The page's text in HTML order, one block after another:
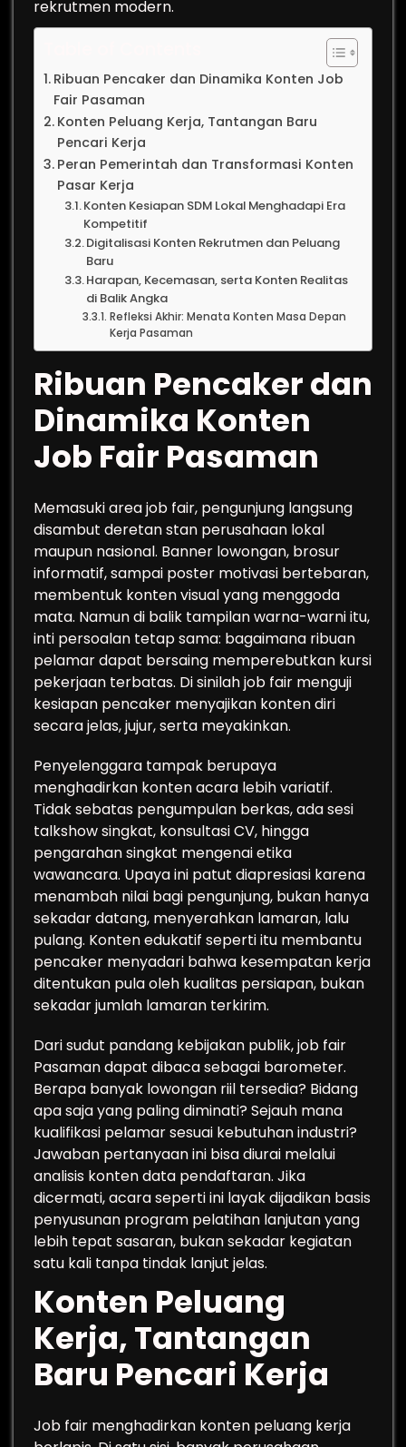
rekrutmen modern.
Ribuan Pencaker dan Dinamika Konten Job
Fair Pasaman
Konten Peluang Kerja, Tantangan Baru
Pencari Kerja
Peran Pemerintah dan Transformasi Konten
Pasar Kerja
Konten Kesiapan SDM Lokal Menghadapi Era
Kompetitif
Digitalisasi Konten Rekrutmen dan Peluang
Baru
Harapan, Kecemasan, serta Konten Realitas
di Balik Angka
Refleksi Akhir: Menata Konten Masa Depan
Kerja Pasaman
Ribuan Pencaker dan
Dinamika Konten
Job Fair Pasaman
Memasuki area job fair, pengunjung langsung
disambut deretan stan perusahaan lokal
maupun nasional. Banner lowongan, brosur
informatif, sampai poster motivasi bertebaran,
membentuk konten visual yang menggoda
mata. Namun di balik tampilan warna-warni itu,
inti persoalan tetap sama: bagaimana ribuan
pelamar dapat bersaing memperebutkan kursi
pekerjaan terbatas. Di sinilah job fair menguji
kesiapan pencaker menyajikan konten diri
secara jelas, jujur, serta meyakinkan.
Penyelenggara tampak berupaya
menghadirkan konten acara lebih variatif.
Tidak sebatas pengumpulan berkas, ada sesi
talkshow singkat, konsultasi CV, hingga
pengarahan singkat mengenai etika
wawancara. Upaya ini patut diapresiasi karena
menambah nilai bagi pengunjung, bukan hanya
sekadar datang, menyerahkan lamaran, lalu
pulang. Konten edukatif seperti itu membantu
pencaker menyadari bahwa kesempatan kerja
ditentukan pula oleh kualitas persiapan, bukan
sekadar jumlah lamaran terkirim.
Dari sudut pandang kebijakan publik, job fair
Pasaman dapat dibaca sebagai barometer.
Berapa banyak lowongan riil tersedia? Bidang
apa saja yang paling diminati? Sejauh mana
kualifikasi pelamar sesuai kebutuhan industri?
Jawaban pertanyaan ini bisa diurai melalui
analisis konten data pendaftaran. Jika
dicermati, acara seperti ini layak dijadikan basis
penyusunan program pelatihan lanjutan yang
lebih tepat sasaran, bukan sekadar kegiatan
satu kali tanpa tindak lanjut jelas.
Konten Peluang
Kerja, Tantangan
Baru Pencari Kerja
Job fair menghadirkan konten peluang kerja